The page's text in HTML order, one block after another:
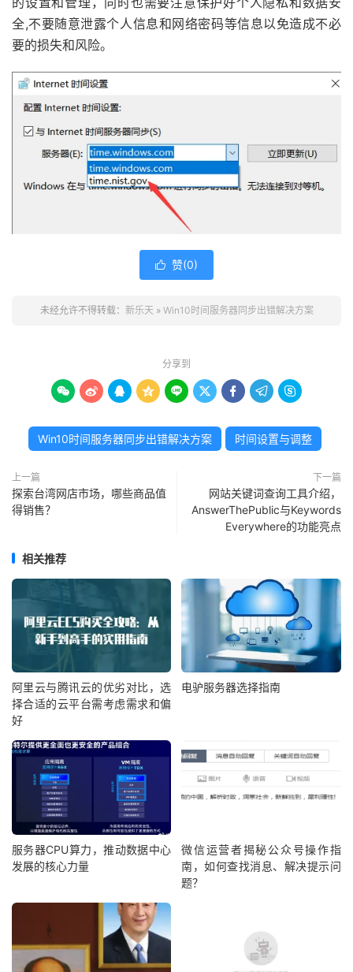
全,不要随意泄露个人信息和网络密码等信息以免造成不必
要的损失和风险。
 赞(0)
未经允许不得转载： 新乐天 » Win10时间服务器同步出错解决方案
分享到
        
Win10时间服务器同步出错解决方案 时间设置与调整
上一篇
探索台湾网店市场，哪些商品值
得销售？
下一篇
网站关键词查询工具介绍，
AnswerThePublic与Keywords
Everywhere的功能亮点
相关推荐
阿里云与腾讯云的优劣对比，选
择合适的云平台需考虑需求和偏
好
电驴服务器选择指南
服务器CPU算力，推动数据中心
发展的核心力量
微信运营者揭秘公众号操作指
南，如何查找消息、解决提示问
题？